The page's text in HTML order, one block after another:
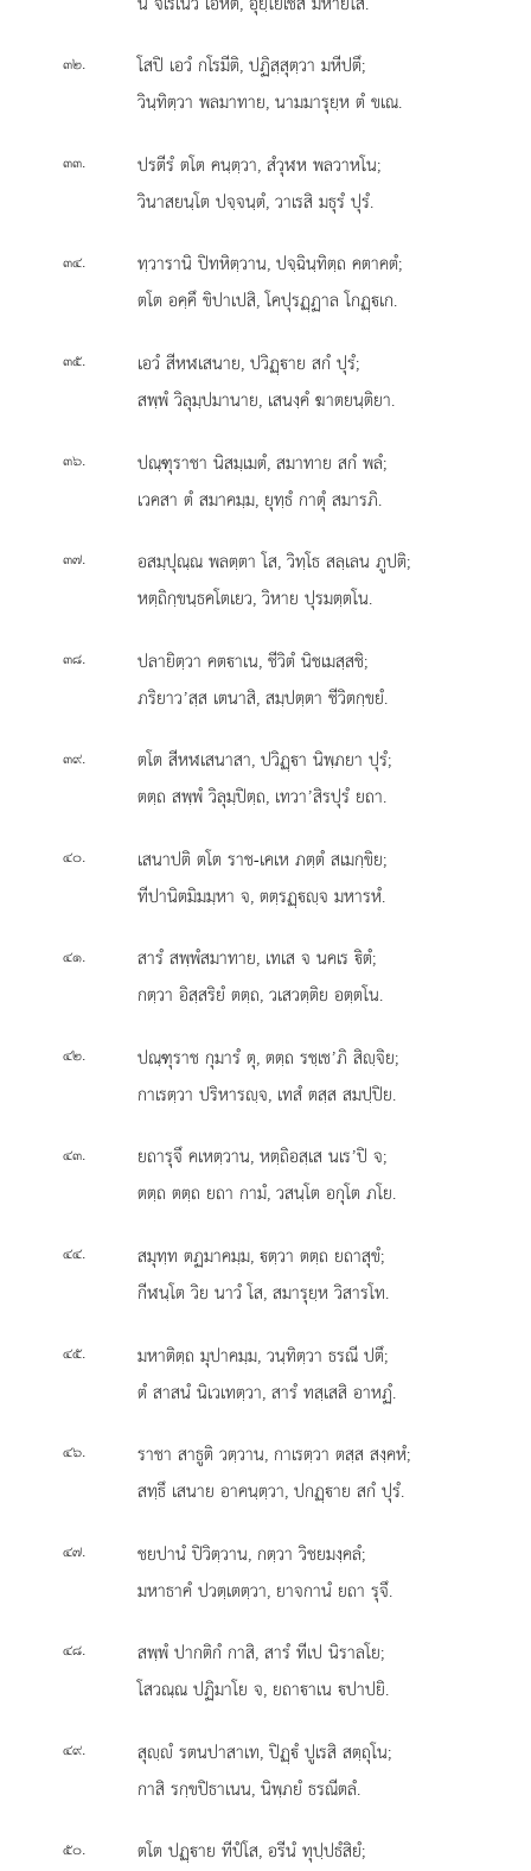
๓๒.
โสปิ เอวํ กโรมีติ, ปฏิสฺสุตฺวา มหีปตึ;
วินฺทิตฺวา พลมาทาย, นามมารุยฺห ตํ ขเณ.
๓๓.
ปรตีรํ ตโต คนฺตฺวา, สํวุฬห พลวาหโน;
วินาสยนฺโต ปจฺจนฺตํ, วาเรสิ มธุรํ ปุรํ.
๓๔.
ทฺวารานิ ปิทหิตฺวาน, ปจฺฉินฺทิตฺถ คตาคตํ;
ตโต อคฺคึ ขิปาเปสิ, โคปุรฏฺฏาล โกฏฺเก.
๓๕.
เอวํ สีหฬเสนาย, ปวิฏฺาย สกํ ปุรํ;
สพฺพํ วิลุมฺปมานาย, เสนงฺคํ ฆาตยนฺติยา.
๓๖.
ปณฺฑุราชา นิสมฺเมตํ, สมาทาย สกํ พลํ;
เวคสา ตํ สมาคมฺม, ยุทฺธํ กาตุํ สมารภิ.
๓๗.
อสมฺปุณฺณ พลตฺตา โส, วิทฺโธ สลฺเลน ภูปติ;
หตฺถิกฺขนฺธคโตเยว, วิหาย ปุรมตฺตโน.
๓๘.
ปลายิตฺวา คตาเน, ชีวิตํ นิชเมสฺสชิ;
ภริยาว’สฺส เตนาสิ, สมฺปตฺตา ชีวิตกฺขยํ.
๓๙. ตโต สีหฬเสนาสา, ปวิฏฺา นิพฺภยา ปุรํ;
ตตฺถ สพฺพํ วิลุมฺปิตฺถ, เทวา’สิรปุรํ ยถา.
๔๐.
เสนาปติ ตโต ราช-เคเห ภตฺตํ สเมกฺขิย;
ทีปานิตมิมมฺหา จ, ตตฺรฏฺฺจ มหารหํ.
๔๑.
สารํ สพฺพํสมาทาย, เทเส จ นคเร ิตํ;
กตฺวา อิสฺสริยํ ตตฺถ, วเสวตฺติย อตฺตโน.
๔๒.
ปณฺฑุราช กุมารํ ตุ, ตตฺถ รชฺเช’ภิ สิฺจิย;
กาเรตฺวา ปริหารฺจ, เทสํ ตสฺส สมปฺปิย.
๔๓.
ยถารุจึ คเหตฺวาน, หตฺถิอสฺเส นเร’ปิ จ;
ตตฺถ ตตฺถ ยถา กามํ, วสนฺโต อกุโต ภโย.
๔๔.
สมุทฺท ตฏมาคมฺม, ตฺวา ตตฺถ ยถาสุขํ;
กีฬนฺโต วิย นาวํ โส, สมารุยฺห วิสารโท.
๔๕.
มหาติตฺถ มุปาคมฺม, วนฺทิตฺวา ธรณี ปตึ;
ตํ สาสนํ นิเวเทตฺวา, สารํ ทสฺเสสิ อาหฏํ.
๔๖.
ราชา สาธูติ วตฺวาน, กาเรตฺวา ตสฺส สงฺคหํ;
สทฺธึ เสนาย อาคนฺตฺวา, ปกฏฺาย สกํ ปุรํ.
๔๗.
ชยปานํ ปิวิตฺวาน, กตฺวา วิชยมงฺคลํ;
มหาธาคํ ปวตฺเตตฺวา, ยาจกานํ ยถา รุจึ.
๔๘.
สพฺพํ ปากติกํ กาสิ, สารํ ทีเป นิราลโย;
โสวณฺณ ปฏิมาโย จ, ยถาาเน ปาปยิ.
๔๙.
สุฺํ รตนปาสาเท, ปิฏฺํ ปูเรสิ สตฺถุโน;
กาสิ รกฺขปิธาเนน, นิพฺภยํ ธรณีตลํ.
๕๐.
ตโต ปฏฺาย ทีปํโส, อรีนํ ทุปฺปธํสิยํ;